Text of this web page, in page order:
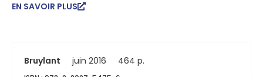
EN SAVOIR PLUS
Bruylant juin 2016 464 p.